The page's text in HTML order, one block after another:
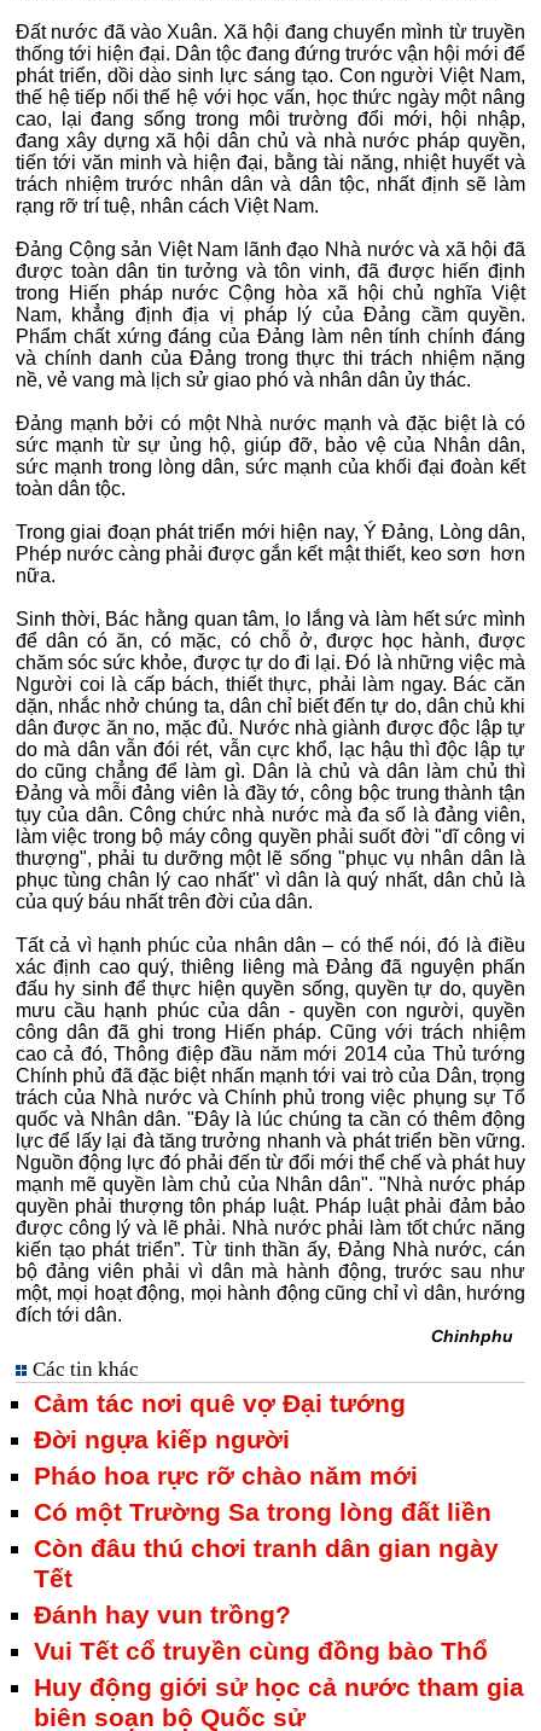
Đất nước đã vào Xuân. Xã hội đang chuyển mình từ truyền
thống tới hiện đại. Dân tộc đang đứng trước vận hội mới để
phát triển, dồi dào sinh lực sáng tạo. Con người Việt Nam,
thế hệ tiếp nối thế hệ với học vấn, học thức ngày một nâng
cao, lại đang sống trong môi trường đổi mới, hội nhập,
đang xây dựng xã hội dân chủ và nhà nước pháp quyền,
tiến tới văn minh và hiện đại, bằng tài năng, nhiệt huyết và
trách nhiệm trước nhân dân và dân tộc, nhất định sẽ làm
rạng rỡ trí tuệ, nhân cách Việt Nam.
Đảng Cộng sản Việt Nam lãnh đạo Nhà nước và xã hội đã
được toàn dân tin tưởng và tôn vinh, đã được hiến định
trong Hiến pháp nước Cộng hòa xã hội chủ nghĩa Việt
Nam, khẳng định địa vị pháp lý của Đảng cầm quyền.
Phẩm chất xứng đáng của Đảng làm nên tính chính đáng
và chính danh của Đảng trong thực thi trách nhiệm nặng
nề, vẻ vang mà lịch sử giao phó và nhân dân ủy thác.
Đảng mạnh bởi có một Nhà nước mạnh và đặc biệt là có
sức mạnh từ sự ủng hộ, giúp đỡ, bảo vệ của Nhân dân,
sức mạnh trong lòng dân, sức mạnh của khối đại đoàn kết
toàn dân tộc.
Trong giai đoạn phát triển mới hiện nay, Ý Đảng, Lòng dân,
Phép nước càng phải được gắn kết mật thiết, keo sơn hơn
nữa.
Sinh thời, Bác hằng quan tâm, lo lắng và làm hết sức mình
để dân có ăn, có mặc, có chỗ ở, được học hành, được
chăm sóc sức khỏe, được tự do đi lại. Đó là những việc mà
Người coi là cấp bách, thiết thực, phải làm ngay. Bác căn
dặn, nhắc nhở chúng ta, dân chỉ biết đến tự do, dân chủ khi
dân được ăn no, mặc đủ. Nước nhà giành được độc lập tự
do mà dân vẫn đói rét, vẫn cực khổ, lạc hậu thì độc lập tự
do cũng chẳng để làm gì. Dân là chủ và dân làm chủ thì
Đảng và mỗi đảng viên là đầy tớ, công bộc trung thành tận
tụy của dân. Công chức nhà nước mà đa số là đảng viên,
làm việc trong bộ máy công quyền phải suốt đời "dĩ công vi
thượng", phải tu dưỡng một lẽ sống "phục vụ nhân dân là
phục tùng chân lý cao nhất" vì dân là quý nhất, dân chủ là
của quý báu nhất trên đời của dân.
Tất cả vì hạnh phúc của nhân dân – có thể nói, đó là điều
xác định cao quý, thiêng liêng mà Đảng đã nguyện phấn
đấu hy sinh để thực hiện quyền sống, quyền tự do, quyền
mưu cầu hạnh phúc của dân - quyền con người, quyền
công dân đã ghi trong Hiến pháp. Cũng với trách nhiệm
cao cả đó, Thông điệp đầu năm mới 2014 của Thủ tướng
Chính phủ đã đặc biệt nhấn mạnh tới vai trò của Dân, trọng
trách của Nhà nước và Chính phủ trong việc phụng sự Tổ
quốc và Nhân dân. "Đây là lúc chúng ta cần có thêm động
lực để lấy lại đà tăng trưởng nhanh và phát triển bền vững.
Nguồn động lực đó phải đến từ đổi mới thể chế và phát huy
mạnh mẽ quyền làm chủ của Nhân dân". "Nhà nước pháp
quyền phải thượng tôn pháp luật. Pháp luật phải đảm bảo
được công lý và lẽ phải. Nhà nước phải làm tốt chức năng
kiến tạo phát triển”. Từ tinh thần ấy, Đảng Nhà nước, cán
bộ đảng viên phải vì dân mà hành động, trước sau như
một, mọi hoạt động, mọi hành động cũng chỉ vì dân, hướng
đích tới dân.
Chinhphu
Các tin khác
Cảm tác nơi quê vợ Đại tướng
Đời ngựa kiếp người
Pháo hoa rực rỡ chào năm mới
Có một Trường Sa trong lòng đất liền
Còn đâu thú chơi tranh dân gian ngày
Tết
Đánh hay vun trồng?
Vui Tết cổ truyền cùng đồng bào Thổ
Huy động giới sử học cả nước tham gia
biên soạn bộ Quốc sử